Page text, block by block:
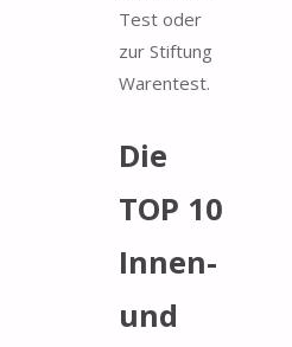
Test oder
zur Stiftung
Warentest.
Die
TOP 10
Innen-
und